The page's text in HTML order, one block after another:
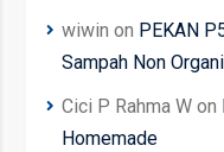
wiwin on PEKAN
Sampah Non
Cici P Rahma Won
Homemade